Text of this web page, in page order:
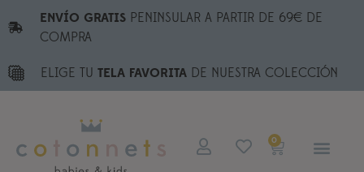
ENVÍO GRATISPENINSULAR A PARTIR DE 69€ DE
COMPRA
ELIGE TU TELA FAVORITA DE NUESTRA COLECCIÓN
0